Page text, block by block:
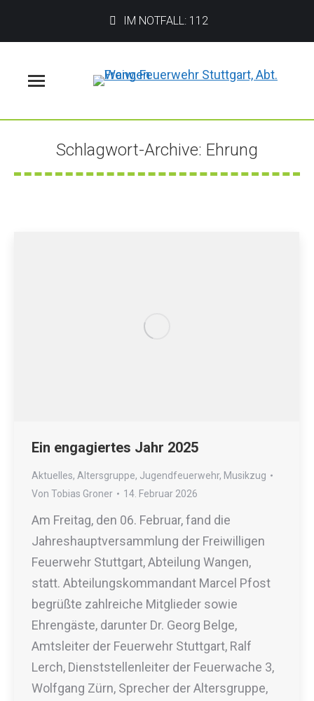
IM NOTFALL: 112
Schlagwort-Archive: Ehrung
Sie befinden sich hier:
Ein engagiertes Jahr 2025
Aktuelles, Altersgruppe, Jugendfeuerwehr, Musikzug
Von Tobias Groner 14. Februar 2026
Am Freitag, den 06. Februar, fand die
Jahreshauptversammlung der Freiwilligen
Feuerwehr Stuttgart, Abteilung Wangen,
statt. Abteilungskommandant Marcel Pfost
begrüßte zahlreiche Mitglieder sowie
Ehrengäste, darunter Dr. Georg Belge,
Amtsleiter der Feuerwehr Stuttgart, Ralf
Lerch, Dienststellenleiter der Feuerwache 3,
Wolfgang Zürn, Sprecher der Altersgruppe,